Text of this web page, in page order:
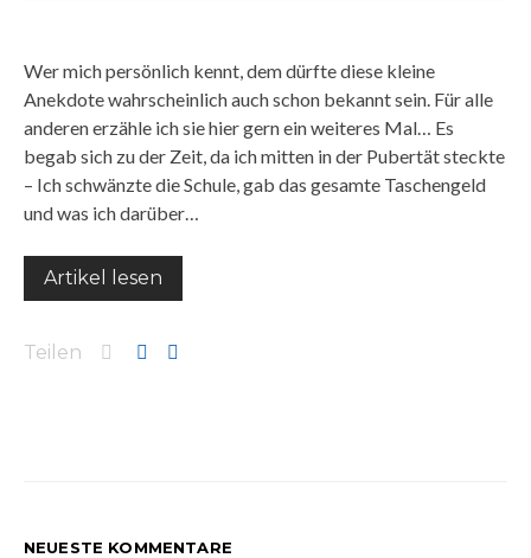
Wer mich persönlich kennt, dem dürfte diese kleine
Anekdote wahrscheinlich auch schon bekannt sein. Für alle
anderen erzähle ich sie hier gern ein weiteres Mal… Es
begab sich zu der Zeit, da ich mitten in der Pubertät steckte
– Ich schwänzte die Schule, gab das gesamte Taschengeld
und was ich darüber…
Artikel lesen
Teilen
NEUESTE KOMMENTARE